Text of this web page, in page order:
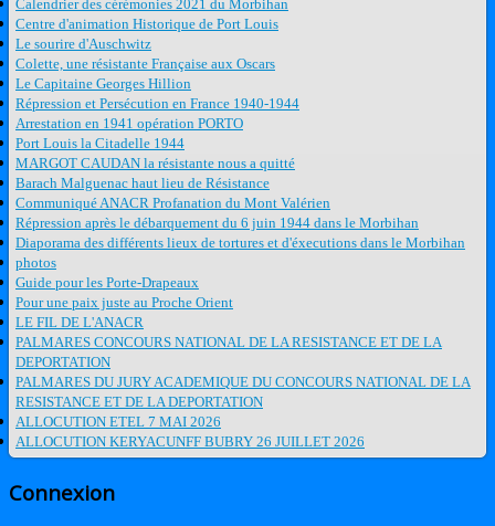
Calendrier des cérémonies 2021 du Morbihan
Centre d'animation Historique de Port Louis
Le sourire d'Auschwitz
Colette, une résistante Française aux Oscars
Le Capitaine Georges Hillion
Répression et Persécution en France 1940-1944
Arrestation en 1941 opération PORTO
Port Louis la Citadelle 1944
MARGOT CAUDAN la résistante nous a quitté
Barach Malguenac haut lieu de Résistance
Communiqué ANACR Profanation du Mont Valérien
Répression après le débarquement du 6 juin 1944 dans le Morbihan
Diaporama des différents lieux de tortures et d'éxecutions dans le Morbihan
photos
Guide pour les Porte-Drapeaux
Pour une paix juste au Proche Orient
LE FIL DE L'ANACR
PALMARES CONCOURS NATIONAL DE LA RESISTANCE ET DE LA
DEPORTATION
PALMARES DU JURY ACADEMIQUE DU CONCOURS NATIONAL DE LA
RESISTANCE ET DE LA DEPORTATION
ALLOCUTION ETEL 7 MAI 2026
ALLOCUTION KERYACUNFF BUBRY 26 JUILLET 2026
Connexion